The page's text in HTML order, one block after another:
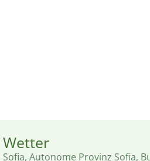
Wetter
Sofia, Autonome Provinz Sofia,